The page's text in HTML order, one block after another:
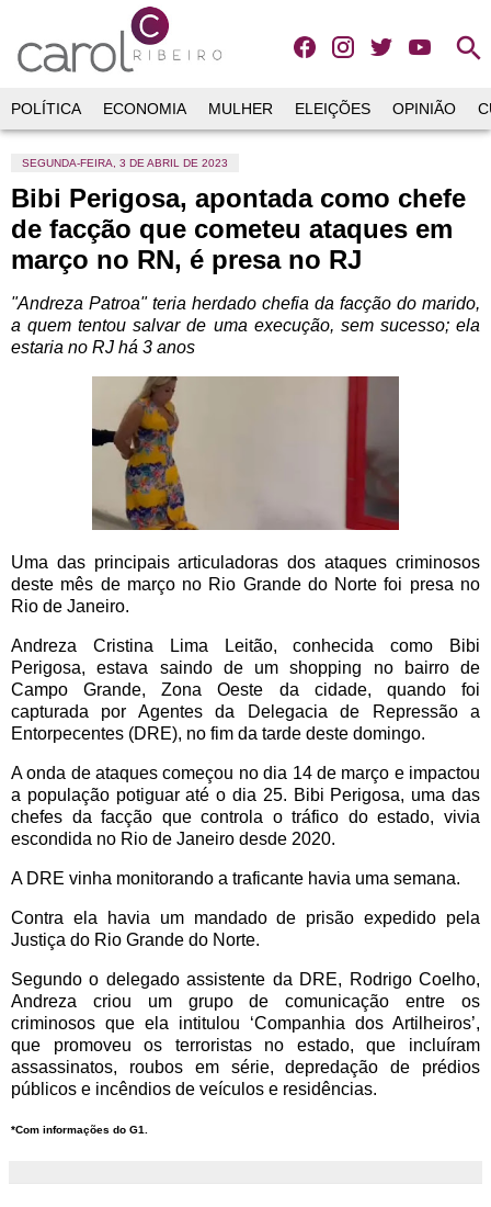
search
POLÍTICA ECONOMIA MULHER ELEIÇÕES OPINIÃO
SEGUNDA-FEIRA, 3 DE ABRIL DE 2023
Bibi Perigosa, apontada como chefe
de facção que cometeu ataques em
março no RN, é presa no RJ
"Andreza Patroa" teria herdado chefia da facção do marido,
a quem tentou salvar de uma execução, sem sucesso; ela
estaria no RJ há 3 anos
Uma das principais articuladoras dos ataques criminosos
deste mês de março no Rio Grande do Norte foi presa no
Rio de Janeiro.
Andreza Cristina Lima Leitão, conhecida como Bibi
Perigosa, estava saindo de um shopping no bairro de
Campo Grande, Zona Oeste da cidade, quando foi
capturada por Agentes da Delegacia de Repressão a
Entorpecentes (DRE), no fim da tarde deste domingo.
A onda de ataques começou no dia 14 de março e impactou
a população potiguar até o dia 25. Bibi Perigosa, uma das
chefes da facção que controla o tráfico do estado, vivia
escondida no Rio de Janeiro desde 2020.
A DRE vinha monitorando a traficante havia uma semana.
Contra ela havia um mandado de prisão expedido pela
Justiça do Rio Grande do Norte.
Segundo o delegado assistente da DRE, Rodrigo Coelho,
Andreza criou um grupo de comunicação entre os
criminosos que ela intitulou ‘Companhia dos Artilheiros’,
que promoveu os terroristas no estado, que incluíram
assassinatos, roubos em série, depredação de prédios
públicos e incêndios de veículos e residências.
*Com informações do G1.